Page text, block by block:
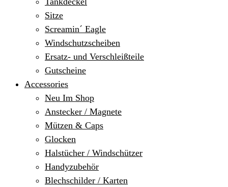
Sitze
Screamin´ Eagle
Windschutzscheiben
Ersatz- und Verschleißteile
Gutscheine
Accessories
Neu Im Shop
Anstecker / Magnete
Mützen & Caps
Glocken
Halstücher / Windschützer
Handyzubehör
Blechschilder / Karten